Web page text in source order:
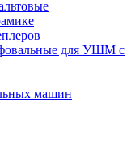
для УШМ с
машин